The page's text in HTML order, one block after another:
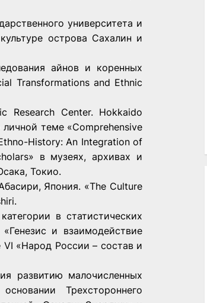
университета и
острова Сахалин и
айнов и коренных
Transformations and Ethnic
Research Center. Hokkaido
теме «Comprehensive
History: An Integration of
в музеях, архивах и
Токио.
Япония. «The Culture
в статистических
и взаимодействие
«Народ России – состав и
развитию малочисленных
Трехстороннего